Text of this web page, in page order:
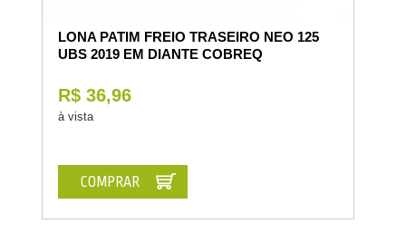
LONA PATIM FREIO TRASEIRO NEO 125
UBS 2019 EM DIANTE COBREQ
R$ 36,96
à vista
COMPRAR